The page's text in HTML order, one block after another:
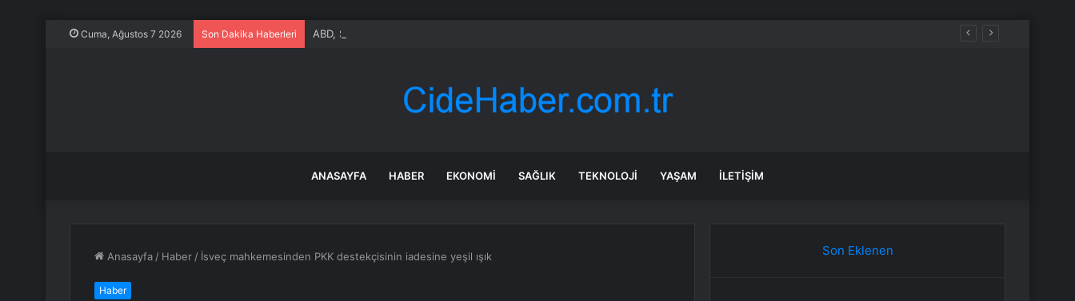
Cuma, Ağustos 7 2026 Son Dakika Haberleri ABD, Suudi Arabistan ile nükleer program anlaşmasını duyuracak
ANASAYFA HABER EKONOMI SAĞLIK TEKNOLOJI YAŞAM İLETIŞIM
Anasayfa / Haber / İsveç mahkemesinden PKK destekçisinin iadesine yeşil ışık
Haber
Son Eklenen